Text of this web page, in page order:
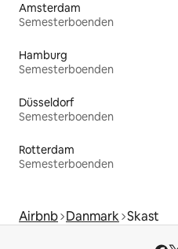
Amsterdam
Semesterboenden
Hamburg
Semesterboenden
Düsseldorf
Semesterboenden
Rotterdam
Semesterboenden
Airbnb Danmark Skast